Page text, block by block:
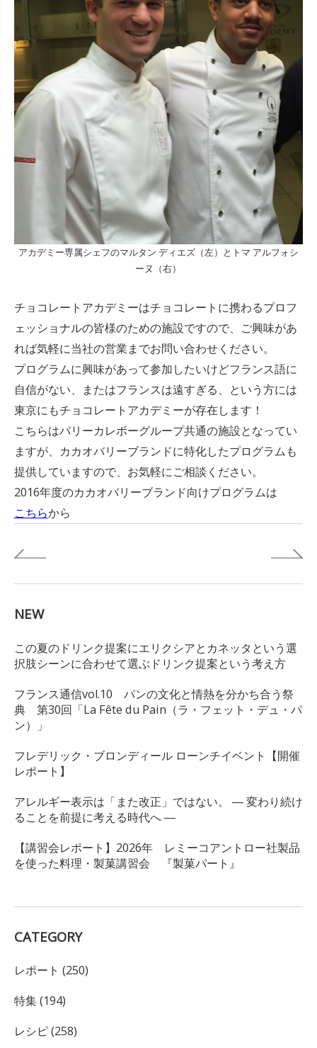
アカデミー専属シェフのマルタン ディエズ（左）とトマ アルフォシ
ーヌ（右）
チョコレートアカデミーはチョコレートに携わるプロフ
ェッショナルの皆様のための施設ですので、ご興味があ
れば気軽に当社の営業までお問い合わせください。
プログラムに興味があって参加したいけどフランス語に
自信がない、またはフランスは遠すぎる、という方には
東京にもチョコレートアカデミーが存在します！
こちらはバリーカレボーグループ共通の施設となってい
ますが、カカオバリーブランドに特化したプログラムも
提供していますので、お気軽にご相談ください。
2016年度のカカオバリーブランド向けプログラムは
こちらから
NEW
この夏のドリンク提案にエリクシアとカネッタという選
択肢シーンに合わせて選ぶドリンク提案という考え方
フランス通信vol.10 パンの文化と情熱を分かち合う祭
典 第30回「La Fête du Pain（ラ・フェット・デュ・パ
ン）」
フレデリック・ブロンディール ローンチイベント【開催
レポート】
アレルギー表示は「また改正」ではない。 ― 変わり続け
ることを前提に考える時代へ ―
【講習会レポート】2026年 レミーコアントロー社製品
を使った料理・製菓講習会 『製菓パート』
CATEGORY
レポート (250)
特集 (194)
レシピ (258)